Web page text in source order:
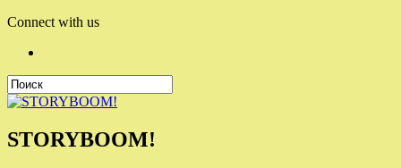
Connect with us
STORYBOOM!